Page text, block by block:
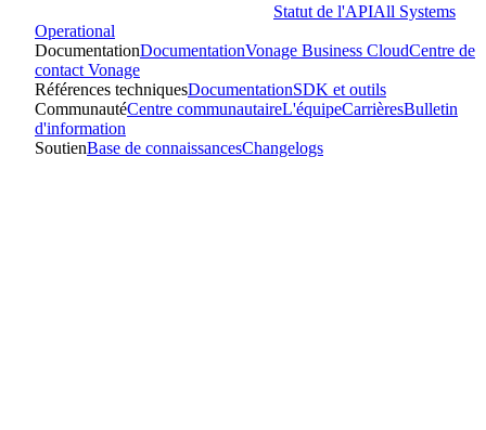
Statut de l'APIAll Systems
Operational
DocumentationDocumentationVonage Business CloudCentre de
contact Vonage
Références techniquesDocumentationSDK et outils
CommunautéCentre communautaireL'équipeCarrièresBulletin
d'information
SoutienBase de connaissancesChangelogs